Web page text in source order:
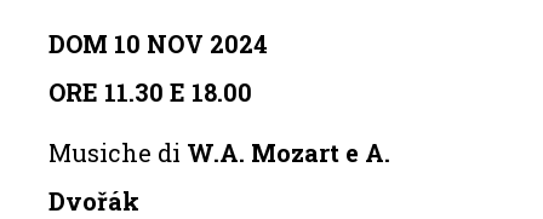
DOM 10 NOV 2024
ORE 11.30 E 18.00
Musiche di W.A. Mozart e A.
Dvořák